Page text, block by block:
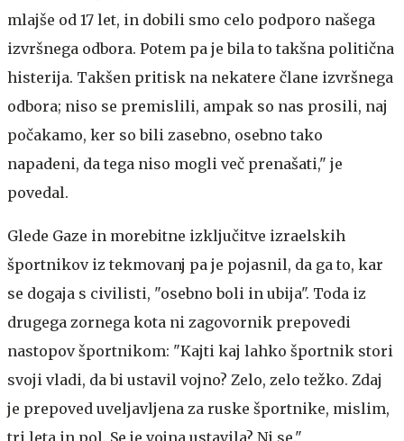
mlajše od 17 let, in dobili smo celo podporo našega
izvršnega odbora. Potem pa je bila to takšna politična
histerija. Takšen pritisk na nekatere člane izvršnega
odbora; niso se premislili, ampak so nas prosili, naj
počakamo, ker so bili zasebno, osebno tako
napadeni, da tega niso mogli več prenašati," je
povedal.
Glede Gaze in morebitne izključitve izraelskih
športnikov iz tekmovanj pa je pojasnil, da ga to, kar
se dogaja s civilisti, "osebno boli in ubija". Toda iz
drugega zornega kota ni zagovornik prepovedi
nastopov športnikom: "Kajti kaj lahko športnik stori
svoji vladi, da bi ustavil vojno? Zelo, zelo težko. Zdaj
je prepoved uveljavljena za ruske športnike, mislim,
tri leta in pol. Se je vojna ustavila? Ni se."